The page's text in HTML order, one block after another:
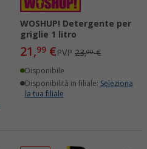
WOSHUP! Detergente per
griglie 1 litro
21,99 €PVP 23,90€
Disponibile
Disponibilità in filiale: Seleziona
la tua filiale